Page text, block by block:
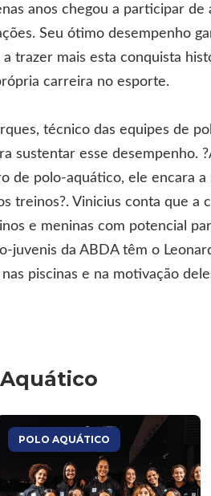
anos chegou a participar
Seu ótimo desempenho
a trazer mais esta conquista
carreira no esporte.
técnico das equipes de
sustentar esse desempenho.
de polo-aquático, ele encara
treinos?. Vinicius conta que
e meninas com potencial
juvenis da ABDA têm o
piscinas e na motivação
POLO AQUÁTICO